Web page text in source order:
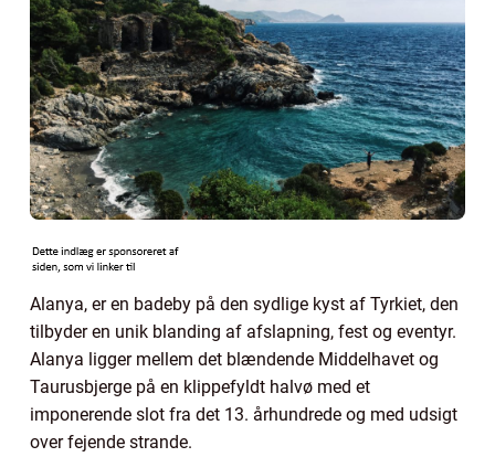
Alanya, er en badeby på den sydlige kyst af Tyrkiet, den
tilbyder en unik blanding af afslapning, fest og eventyr.
Alanya ligger mellem det blændende Middelhavet og
Taurusbjerge på en klippefyldt halvø med et
imponerende slot fra det 13. århundrede og med udsigt
over fejende strande.